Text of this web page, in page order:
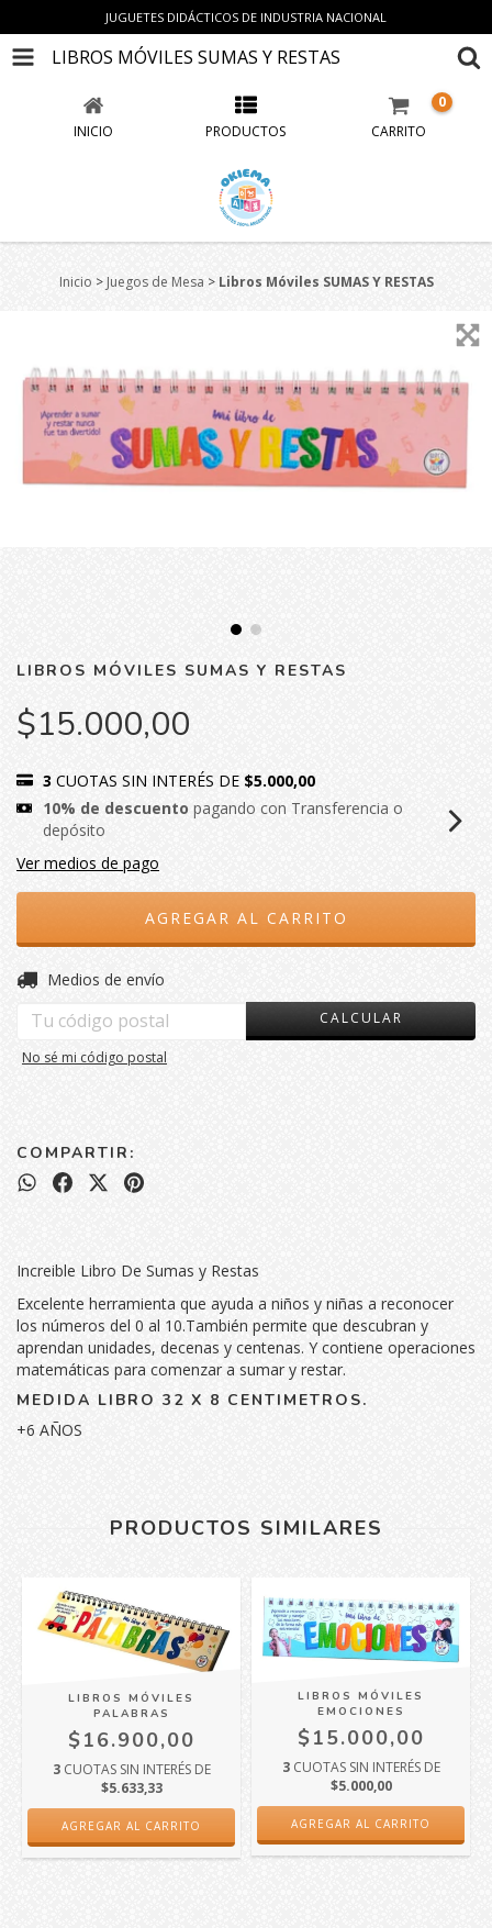
JUGUETES DIDÁCTICOS DE INDUSTRIA NACIONAL
LIBROS MÓVILES SUMAS Y RESTAS
INICIO PRODUCTOS CARRITO
0
Inicio > Juegos de Mesa > Libros Móviles SUMAS Y RESTAS
LIBROS MÓVILES SUMAS Y RESTAS
$15.000,00
3 CUOTAS SIN INTERÉS DE $5.000,00
10% de descuento pagando con Transferencia o
depósito
Ver medios de pago
Entregas para el CP:
Medios de envío
CALCULAR
No sé mi código postal
COMPARTIR:
Increible Libro De Sumas y Restas
Excelente herramienta que ayuda a niños y niñas a reconocer
los números del 0 al 10.También permite que descubran y
aprendan unidades, decenas y centenas. Y contiene operaciones
matemáticas para comenzar a sumar y restar.
MEDIDA LIBRO 32 X 8 CENTIMETROS.
+6 AÑOS
PRODUCTOS SIMILARES
LIBROS MÓVILES
PALABRAS
$16.900,00
3 CUOTAS SIN INTERÉS DE
$5.633,33
LIBROS MÓVILES
EMOCIONES
$15.000,00
3 CUOTAS SIN INTERÉS DE
$5.000,00